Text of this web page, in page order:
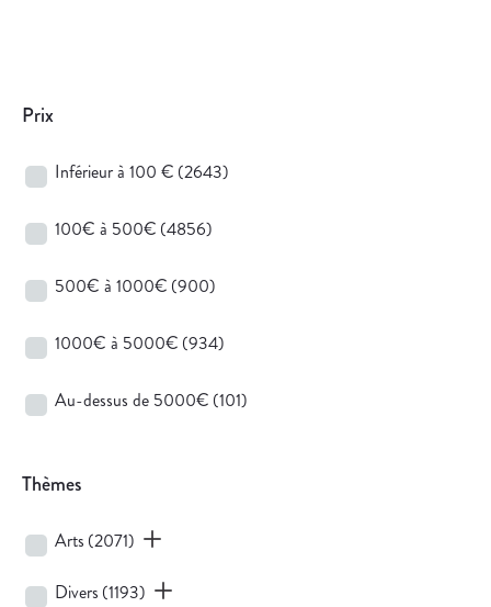
Prix
Inférieur à 100 € (2643)
100€ à 500€ (4856)
500€ à 1000€ (900)
1000€ à 5000€ (934)
Au-dessus de 5000€ (101)
Thèmes
Arts (2071)
Divers (1193)